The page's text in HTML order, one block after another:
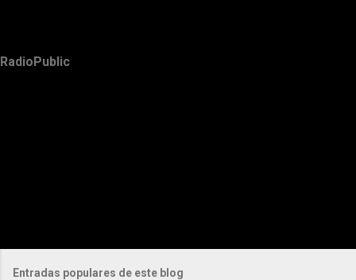
RadioPublic
Entradas populares de este blog